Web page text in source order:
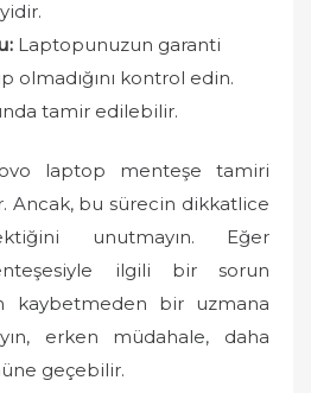
Laptopunuzun garanti
olmadığını kontrol edin.
tamir edilebilir.
laptop menteşe tamiri
Ancak, bu sürecin dikkatlice
unutmayın. Eğer
ilgili bir sorun
kaybetmeden bir uzmana
erken müdahale, daha
geçebilir.